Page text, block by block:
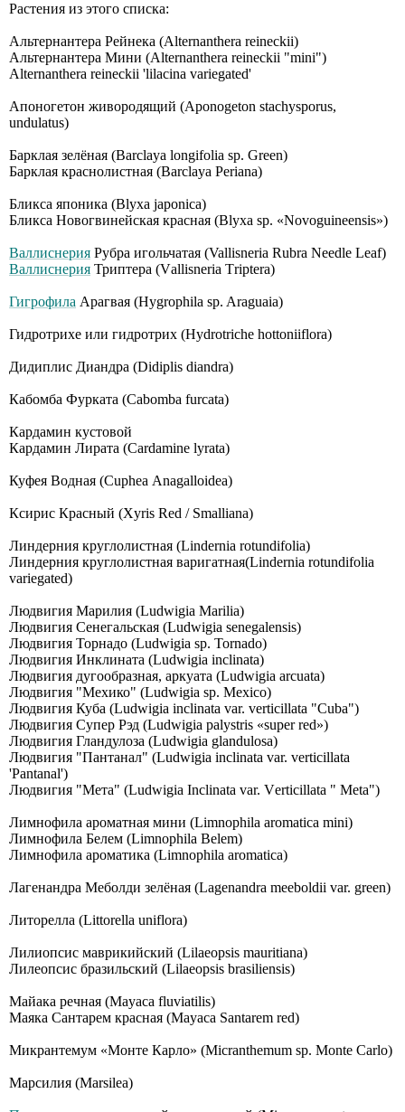
Растения из этого списка:
Альтернантера Рейнека (Alternanthera reineckii)
Альтернантера Мини (Alternanthera reineckii "mini")
Alternanthera reineckii 'lilacina variegated'
Апоногетон живородящий (Aponogeton stachysporus,
undulatus)
Барклая зелёная (Barclaya longifolia sp. Green)
Барклая краснолистная (Barclaya Periana)
Бликса японика (Blyxa japonica)
Бликса Новогвинейская красная (Blyxa sp. «Novoguineensis»)
Валлиснерия Рубра игольчатая (Vallisneria Rubrа Nееdlе Lеаf)
Валлиснерия Триптера (Vаllisnеriа Тriрtеrа)
Гигрофила Арагвая (Hygrophila sp. Araguaia)
Гидротрихе или гидротрих (Hydrotriche hottoniiflora)
Дидиплис Диандра (Didiplis diandra)
Кабомба Фурката (Cabomba furcata)
Кардамин кустовой
Кардамин Лирата (Cardamine lyrata)
Куфея Водная (Сuрhеа Аnаgаllоidеа)
Ксирис Красный (Xyris Red / Smalliana)
Линдерния круглолистная (Lindernia rotundifolia)
Линдерния круглолистная варигатная(Lindernia rotundifolia
variegated)
Людвигия Марилия (Ludwigia Marilia)
Людвигия Сенегальская (Ludwigia senegalensis)
Людвигия Торнадо (Ludwigia sp. Tornado)
Людвигия Инклината (Ludwigia inclinata)
Людвигия дугообразная, аркуата (Ludwigia arcuata)
Людвигия "Мехико" (Ludwigia sp. Mexico)
Людвигия Куба (Ludwigia inclinata var. verticillata "Cuba")
Людвигия Супер Рэд (Ludwigia palystris «super red»)
Людвигия Гландулоза (Ludwigia glandulosa)
Людвигия "Пантанал" (Ludwigia inclinata var. verticillata
'Pantanal')
Людвигия "Мета" (Ludwigiа Inсlinаtа vаr. Vеrtiсillаtа " Меtа")
Лимнофила ароматная мини (Limnophila aromatica mini)
Лимнофила Белем (Limnophila Belem)
Лимнофила ароматика (Limnophila aromatica)
Лагенандра Меболди зелёная (Lagenandra meeboldii var. green)
Литорелла (Littorella uniflora)
Лилиопсис маврикийский (Lilaeopsis mauritiana)
Лилеопсис бразильский (Lilaeopsis brasiliensis)
Майака речная (Mayaca fluviatilis)
Маяка Сантарем красная (Mayaca Santarem red)
Микрантемум «Монте Карло» (Micranthemum sp. Monte Carlo)
Марсилия (Marsilea)